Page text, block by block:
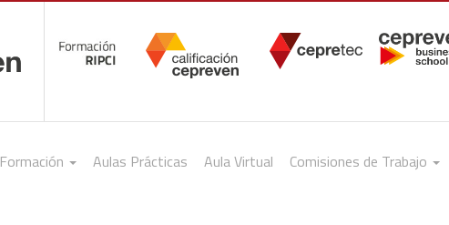
Formación Aulas Prácticas Aula Virtual Comisiones de Trabajo